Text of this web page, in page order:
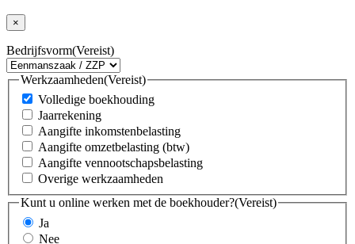
×
Bedrijfsvorm(Vereist)
Werkzaamheden(Vereist)
Volledige boekhouding
Jaarrekening
Aangifte inkomstenbelasting
Aangifte omzetbelasting (btw)
Aangifte vennootschapsbelasting
Overige werkzaamheden
Kunt u online werken met de boekhouder?(Vereist)
Ja
Nee